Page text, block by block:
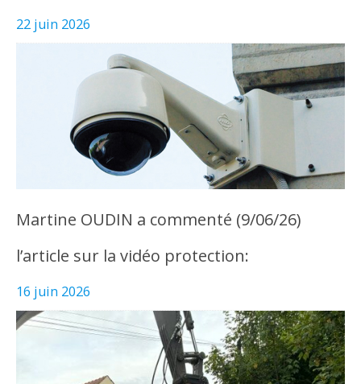
22 juin 2026
Martine OUDIN a commenté (9/06/26)
l’article sur la vidéo protection:
16 juin 2026